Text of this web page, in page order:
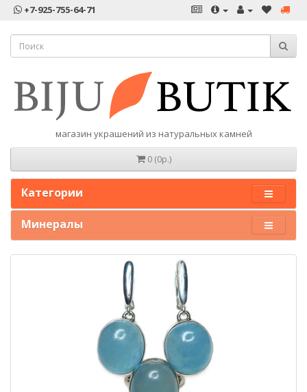
+7-925-755-64-71
магазин украшений из натуральных камней
0 (0р.)
Категории
Минералы